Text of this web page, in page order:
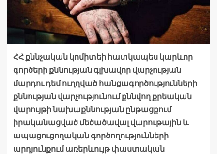
ՀՀ քննչական կոմիտեի հատկապես կարևոր
գործերի քննության գլխավոր վարչության
մարդու դեմ ուղղված հանցագործությունների
քննության վարչությունում քննվող քրեական
վարույթի նախաքննության ընթացքում
իրականացված մեծածավալ վարութային և
ապացուցողական գործողությունների
արդյունքում առերևույթ փաստական